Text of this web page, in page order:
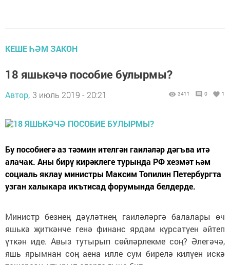
КЕШЕ ҺӘМ ЗАКОН
18 яшькәчә пособие булырмы?
Автор, 3 июль 2019 - 20:21 3411 0 1
Бу пособиегә аз тәэмин ителгән гаиләләр дәгъва итә
алачак. Аны бирү кирәклеге турында РФ хезмәт һәм
социаль яклау министры Максим Топилин Петербургта
узган халыкара икътисад форумында белдерде.
Министр безнең дәүләтнең гаиләләргә балалары өч
яшькә җиткәнче генә финанс ярдәм күрсәтүен әйтеп
үткән иде. Авыз тутырып сөйләрлекме соң? Әлегәчә,
яшь ярымнан соң аена илле сум бирелә килүен искә